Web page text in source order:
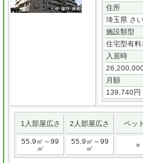
住所
埼玉県 さ
施設類型
住宅型有
入居時
月額
139,740円
1人部屋広さ 2人部屋広さ ペッ
55.9㎡～99
㎡
55.9㎡～99
㎡
○